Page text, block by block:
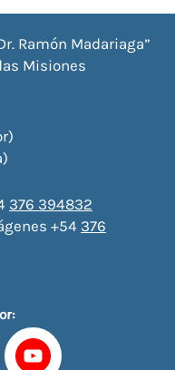
Ramón Madariaga”
Misiones
376 394832
+54 376